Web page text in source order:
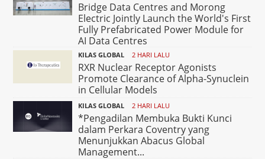
Bridge Data Centres and Morong
Electric Jointly Launch the World's First
Fully Prefabricated Power Module for
AI Data Centres
KILAS GLOBAL 2 HARI LALU
RXR Nuclear Receptor Agonists
Promote Clearance of Alpha-Synuclein
in Cellular Models
KILAS GLOBAL 2 HARI LALU
*Pengadilan Membuka Bukti Kunci
dalam Perkara Coventry yang
Menunjukkan Abacus Global
Management...